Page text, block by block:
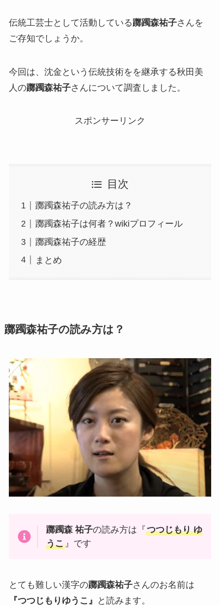
伝統工芸士として活動している躑躅森祐子さんを
ご存知でしょうか。
今回は、沈金という伝統技術をを継承する秋田美
人の躑躅森祐子さんについて調査しました。
スポンサーリンク
目次
躑躅森祐子の読み方は？
躑躅森祐子は何者？wikiプロフィール
躑躅森祐子の経歴
まとめ
躑躅森祐子の読み方は？
躑躅森 祐子の読み方は『つつじもり ゆ
うこ』です
とても難しい漢字の躑躅森祐子さんのお名前は
『つつじもりゆうこ』
と読みます。